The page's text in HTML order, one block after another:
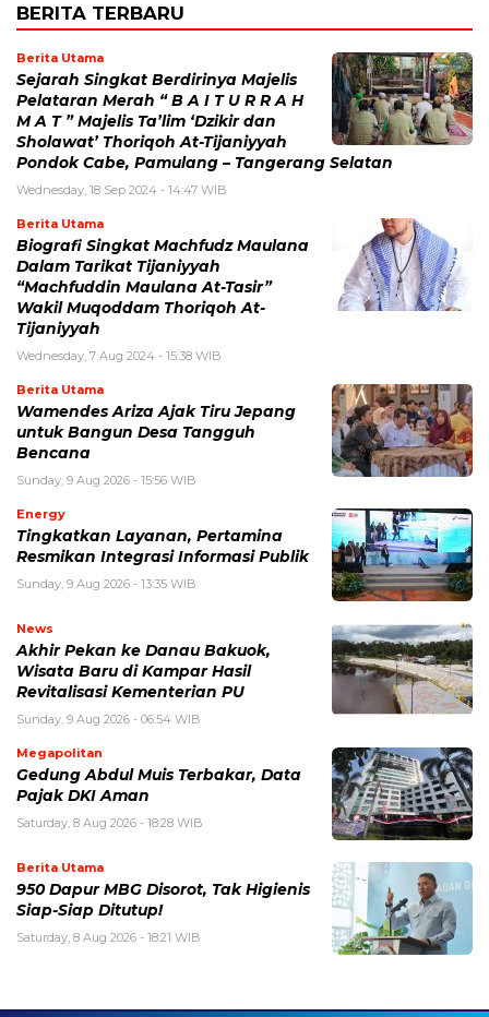
BERITA TERBARU
Berita Utama
Sejarah Singkat Berdirinya Majelis
Pelataran Merah “ B A I T U R R A H
M A T ” Majelis Ta’lim ‘Dzikir dan
Sholawat’ Thoriqoh At-Tijaniyyah
Pondok Cabe, Pamulang – Tangerang Selatan
Wednesday, 18 Sep 2024 - 14:47 WIB
Berita Utama
Biografi Singkat Machfudz Maulana
Dalam Tarikat Tijaniyyah
“Machfuddin Maulana At-Tasir”
Wakil Muqoddam Thoriqoh At-
Tijaniyyah
Wednesday, 7 Aug 2024 - 15:38 WIB
Berita Utama
Wamendes Ariza Ajak Tiru Jepang
untuk Bangun Desa Tangguh
Bencana
Sunday, 9 Aug 2026 - 15:56 WIB
Energy
Tingkatkan Layanan, Pertamina
Resmikan Integrasi Informasi Publik
Sunday, 9 Aug 2026 - 13:35 WIB
News
Akhir Pekan ke Danau Bakuok,
Wisata Baru di Kampar Hasil
Revitalisasi Kementerian PU
Sunday, 9 Aug 2026 - 06:54 WIB
Megapolitan
Gedung Abdul Muis Terbakar, Data
Pajak DKI Aman
Saturday, 8 Aug 2026 - 18:28 WIB
Berita Utama
950 Dapur MBG Disorot, Tak Higienis
Siap-Siap Ditutup!
Saturday, 8 Aug 2026 - 18:21 WIB